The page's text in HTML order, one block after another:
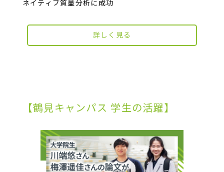
ネイティブ質量分析に成功
詳しく見る
【鶴見キャンパス 学生の活躍】